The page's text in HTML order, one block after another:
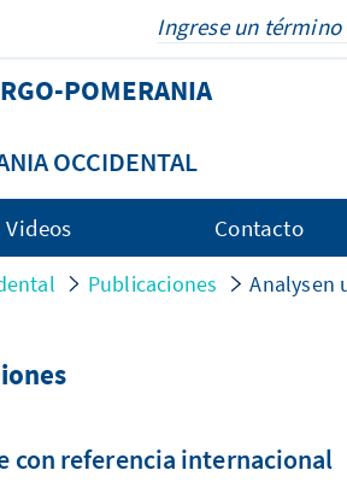
POMERANIA
OCCIDENTAL
Videos Contacto
Publicaciones Analysen
con referencia internacional